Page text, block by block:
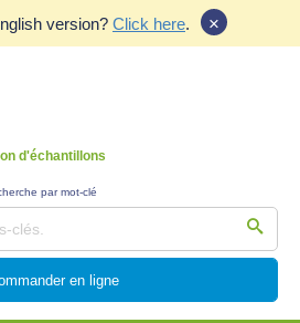
version? Click here. ×
d'échantillons
par mot-clé
en ligne